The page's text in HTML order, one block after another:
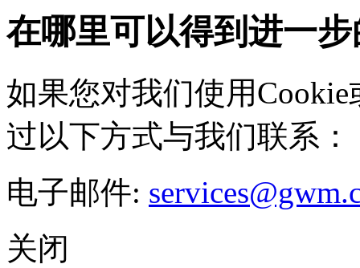
在哪里可以得到进一
如果您对我们使用Cookie
过以下方式与我们联系：
电子邮件:
关闭